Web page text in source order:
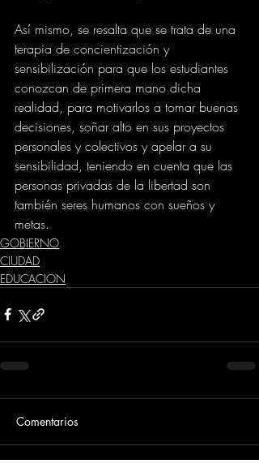
Así mismo, se resalta que se trata de una
terapia de concientización y
sensibilización para que los estudiantes
conozcan de primera mano dicha
realidad, para motivarlos a tomar buenas
decisiones, soñar alto en sus proyectos
personales y colectivos y apelar a su
sensibilidad, teniendo en cuenta que las
personas privadas de la libertad son
también seres humanos con sueños y
metas.
GOBIERNO
CIUDAD
EDUCACION
Comentarios